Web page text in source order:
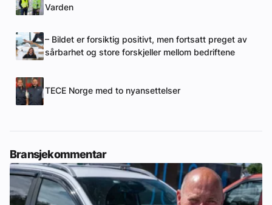
Varden
– Bildet er forsiktig positivt, men fortsatt preget av
sårbarhet og store forskjeller mellom bedriftene
TECE Norge med to nyansettelser
Bransjekommentar